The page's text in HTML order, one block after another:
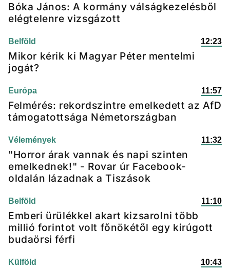
Bóka János: A kormány válságkezelésből
elégtelenre vizsgázott
Belföld 12:23
Mikor kérik ki Magyar Péter mentelmi
jogát?
Európa 11:57
Felmérés: rekordszintre emelkedett az AfD
támogatottsága Németországban
Vélemények 11:32
"Horror árak vannak és napi szinten
emelkednek!" - Rovar úr Facebook-
oldalán lázadnak a Tiszások
Belföld 11:10
Emberi ürülékkel akart kizsarolni több
millió forintot volt főnökétől egy kirúgott
budaörsi férfi
Külföld 10:43